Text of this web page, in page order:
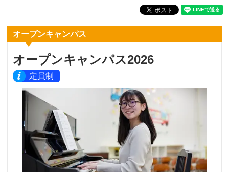
オープンキャンパス
オープンキャンパス2026
定員制